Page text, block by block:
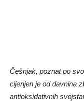
Češnjak, poznat po
cijenjen je od davnina
antioksidativnih